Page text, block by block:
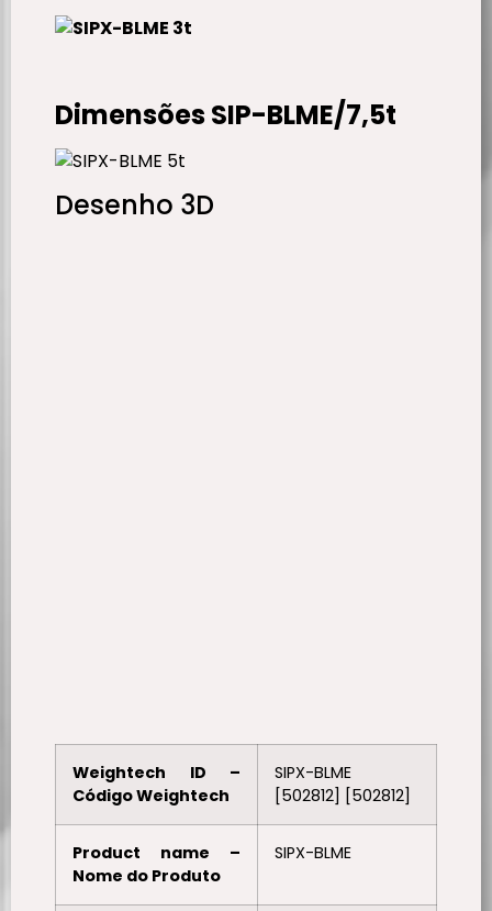
Dimensões SIP-BLME/7,5t
Desenho 3D
Weightech ID –
Código Weightech
SIPX-BLME
[502812] [502812]
Product name –
Nome do Produto
SIPX-BLME